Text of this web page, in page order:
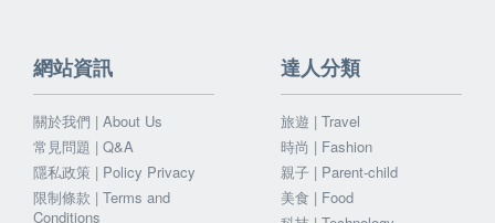
網站資訊
關於我們 | About Us
常見問題 | Q&A
隱私政策 | Policy Privacy
限制條款 | Terms and
Conditions
達人分類
旅遊 | Travel
時尚 | Fashion
親子 | Parent-child
美食 | Food